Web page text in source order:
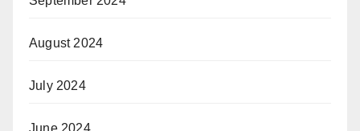
August 2024
July 2024
June 2024